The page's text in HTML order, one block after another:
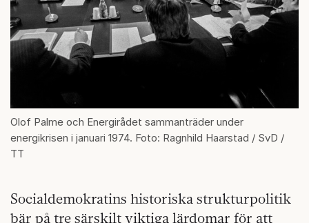
Olof Palme och Energirådet sammanträder under
energikrisen i januari 1974. Foto: Ragnhild Haarstad / SvD /
TT
Socialdemokratins historiska strukturpolitik
bär på tre särskilt viktiga lärdomar för att